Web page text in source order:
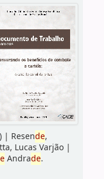
)| Resende,
Lucas Varjão|
Andrade.